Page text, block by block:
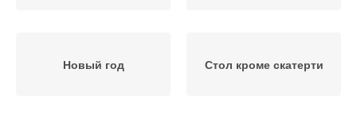
Новый год Стол кроме скатерти